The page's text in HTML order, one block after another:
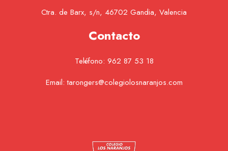
Ctra. de Barx, s/n, 46702 Gandia, Valencia
Contacto
Teléfono: 962 87 53 18
Email:tarongers@colegiolosnaranjos.com